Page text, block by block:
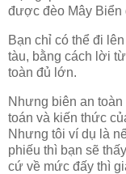
được đèo Mây Biển
Bạn chỉ có thể đi
tàu, bằng cách lời
toàn đủ lớn.
Nhưng biên an
toán và kiến thức
Nhưng tôi ví dụ là
phiếu thì bạn sẽ
cứ về mức đấy thì